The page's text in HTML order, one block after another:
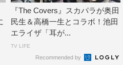
『The Covers』スカパラが奥田
民生＆高橋一生とコラボ！池田
エライザ「耳が...
TV LIFE
Recommended by